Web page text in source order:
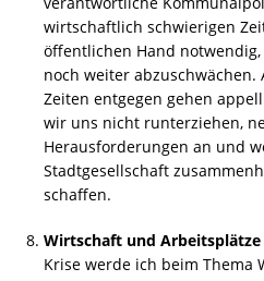
wirtschaftlich schwierigen
öffentlichen Hand
noch weiter
Zeiten entgegen gehen
wir uns nicht runterziehen,
Herausforderungen an und
Stadtgesellschaft
schaffen.
Wirtschaft und Arbeitsplätze
Krise werde ich beim Thema